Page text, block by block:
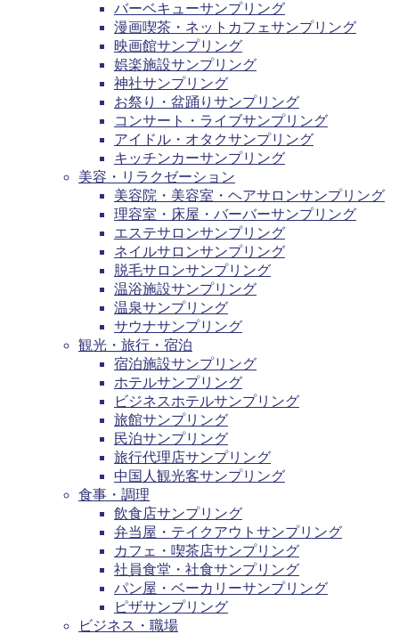
バーベキューサンプリング
漫画喫茶・ネットカフェサンプリング
映画館サンプリング
娯楽施設サンプリング
神社サンプリング
お祭り・盆踊りサンプリング
コンサート・ライブサンプリング
アイドル・オタクサンプリング
キッチンカーサンプリング
美容・リラクゼーション
美容院・美容室・ヘアサロンサンプリング
理容室・床屋・バーバーサンプリング
エステサロンサンプリング
ネイルサロンサンプリング
脱毛サロンサンプリング
温浴施設サンプリング
温泉サンプリング
サウナサンプリング
観光・旅行・宿泊
宿泊施設サンプリング
ホテルサンプリング
ビジネスホテルサンプリング
旅館サンプリング
民泊サンプリング
旅行代理店サンプリング
中国人観光客サンプリング
食事・調理
飲食店サンプリング
弁当屋・テイクアウトサンプリング
カフェ・喫茶店サンプリング
社員食堂・社食サンプリング
パン屋・ベーカリーサンプリング
ピザサンプリング
ビジネス・職場